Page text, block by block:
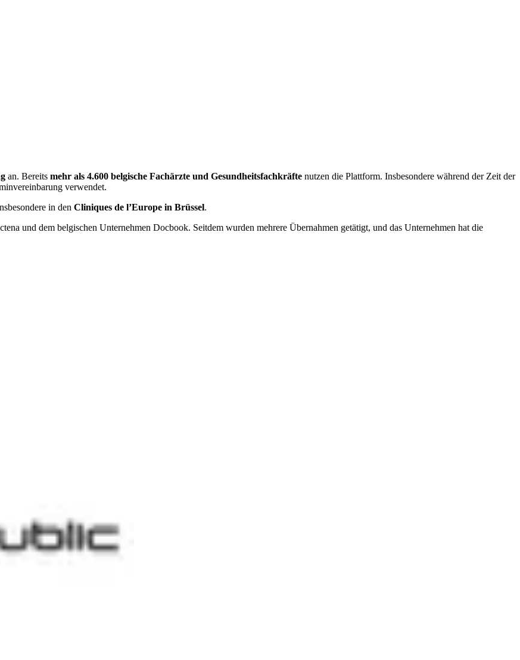
an. Bereits mehr als 4.600 belgische Fachärzte und Gesundheitsfachkräfte nutzen die Plattform. Insbesondere während der Zeit der
verwendet.
in den Cliniques de l’Europe in Brüssel.
und dem belgischen Unternehmen Docbook. Seitdem wurden mehrere Übernahmen getätigt, und das Unternehmen hat die